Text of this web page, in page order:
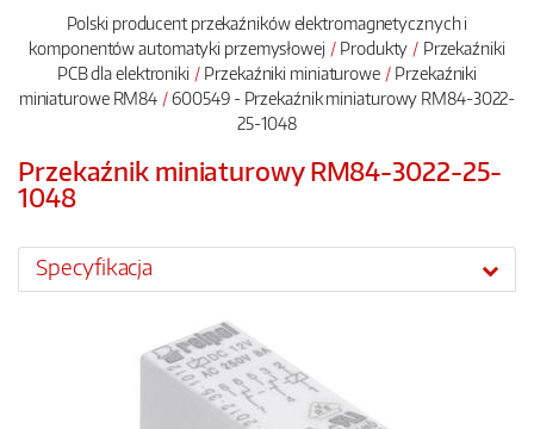
Polski producent przekaźników elektromagnetycznych i
komponentów automatyki przemysłowej
Produkty
Przekaźniki
PCB dla elektroniki
Przekaźniki miniaturowe
Przekaźniki
miniaturowe RM84
600549 - Przekaźnik miniaturowy RM84-3022-
25-1048
Przekaźnik miniaturowy RM84-3022-25-
1048
Specyfikacja